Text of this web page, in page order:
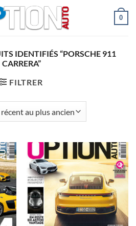
0
IDENTIFIÉS “PORSCHE 911
CARRERA”
FILTRER